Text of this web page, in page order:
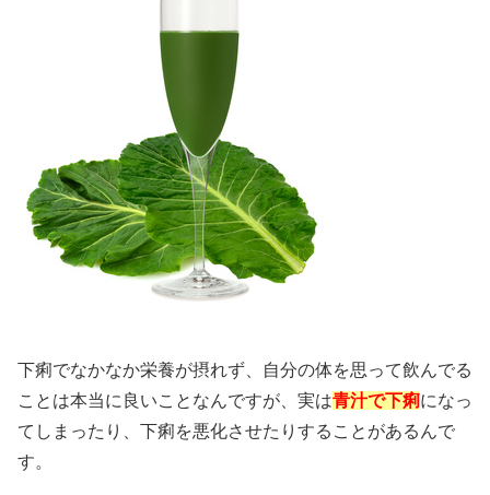
下痢でなかなか栄養が摂れず、自分の体を思って飲んでる
ことは本当に良いことなんですが、実は青汁で下痢になっ
てしまったり、下痢を悪化させたりすることがあるんで
す。